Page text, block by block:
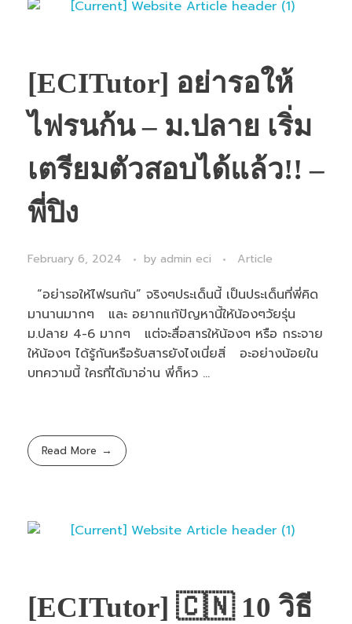
[ECITutor] อย่ารอให้
ไฟรนก้น – ม.ปลาย เริ่ม
เตรียมตัวสอบได้แล้ว!! –
พี่ปิง
February 6, 2024 by admin eci Article
“อย่ารอให้ไฟรนก้น” จริงๆประเด็นนี้ เป็นประเด็นที่พี่คิด
มานานมากๆ และ อยากแก้ปัญหานี้ให้น้องๆวัยรุ่น
ม.ปลาย 4-6 มากๆ แต่จะสื่อสารให้น้องๆ หรือ กระจาย
ให้น้องๆ ได้รู้กันหรือรับสารยังไงเนี่ยสิ่ อะอย่างน้อยใน
บทความนี้ ใครที่ได้มาอ่าน พี่ก็หว ...
Read More
[ECITutor] 🇨🇳 10 วิธี